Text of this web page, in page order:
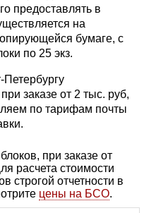
предоставлять в
на
бумаге, с
по 25 экз.
заказе от 2 тыс. руб,
по тарифам почты
при заказе от
расчета стоимости
строгой отчетности в
цены на БСО.